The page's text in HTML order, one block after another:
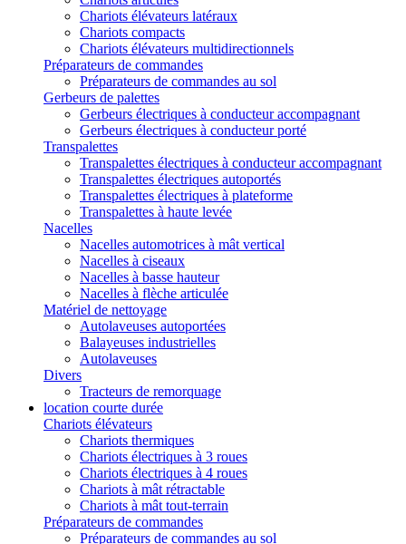
Chariots élévateurs latéraux
Chariots compacts
Chariots élévateurs multidirectionnels
Préparateurs de commandes
Préparateurs de commandes au sol
Gerbeurs de palettes
Gerbeurs électriques à conducteur accompagnant
Gerbeurs électriques à conducteur porté
Transpalettes
Transpalettes électriques à conducteur accompagnant
Transpalettes électriques autoportés
Transpalettes électriques à plateforme
Transpalettes à haute levée
Nacelles
Nacelles automotrices à mât vertical
Nacelles à ciseaux
Nacelles à basse hauteur
Nacelles à flèche articulée
Matériel de nettoyage
Autolaveuses autoportées
Balayeuses industrielles
Autolaveuses
Divers
Tracteurs de remorquage
location courte durée
Chariots élévateurs
Chariots thermiques
Chariots électriques à 3 roues
Chariots électriques à 4 roues
Chariots à mât rétractable
Chariots à mât tout-terrain
Préparateurs de commandes
Préparateurs de commandes au sol